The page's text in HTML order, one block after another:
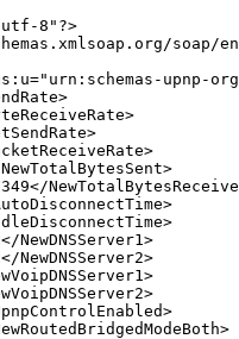
8"?>
soap/
upnp-
NewDNSServer1>
NewDNSServer2>